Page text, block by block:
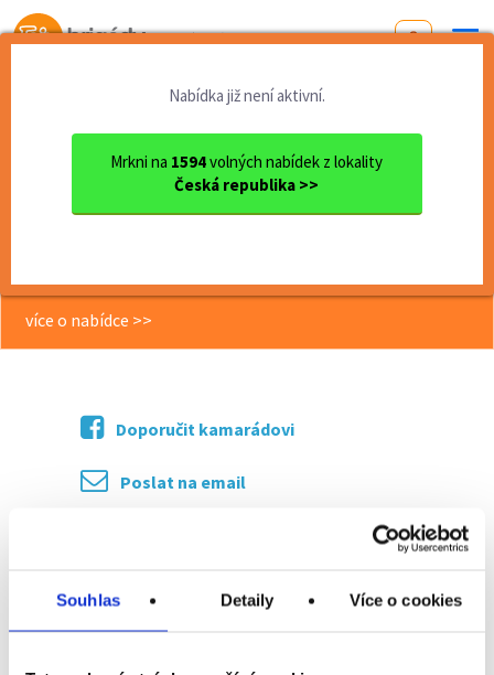
Souhlas Detaily Více o cookies
Od první brigády
Nabídka již není aktivní.
Mrkni na 1594volných nabídek z lokality
Česká republika >>
Královehradecký kraj
okres Náchod
Náchod
Brigáda – ranní úklid super...
Brigáda – ranní úklid supermarketu
více o nabídce >>
Doporučit kamarádovi
Poslat na email